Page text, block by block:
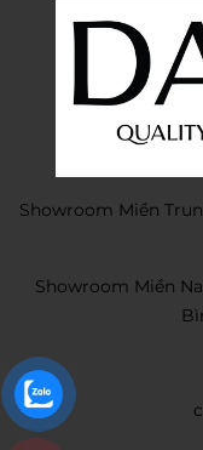
Showroom Miền
Showroom Miền